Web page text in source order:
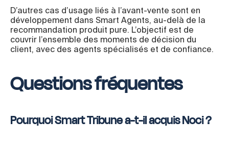
D’autres cas d’usage liés à l’avant-vente sont en
développement dans Smart Agents, au-delà de la
recommandation produit pure. L’objectif est de
couvrir l’ensemble des moments de décision du
client, avec des agents spécialisés et de confiance.
Questions fréquentes
Pourquoi Smart Tribune a-t-il acquis Noci ?